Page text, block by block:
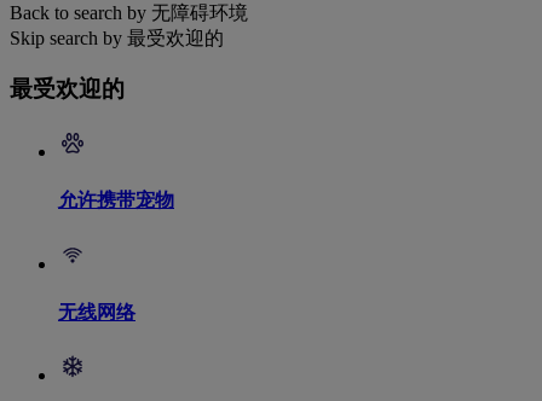
Back to search by 无障碍环境
Skip search by 最受欢迎的
最受欢迎的
允许携带宠物
无线网络